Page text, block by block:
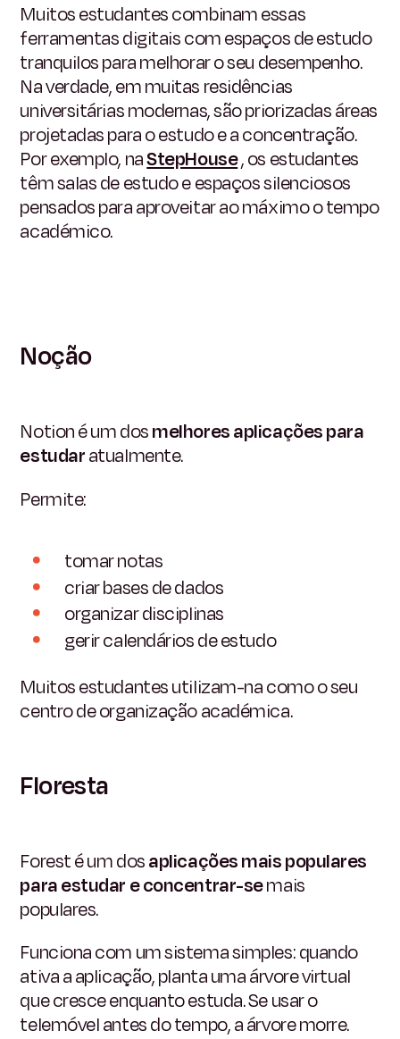
Muitos estudantes combinam essas
ferramentas digitais com espaços de estudo
tranquilos para melhorar o seu desempenho.
Na verdade, em muitas residências
universitárias modernas, são priorizadas áreas
projetadas para o estudo e a concentração.
Por exemplo, naStepHouse, os estudantes
têm salas de estudo e espaços silenciosos
pensados para aproveitar ao máximo o tempo
académico.
Noção
Notion é um dosmelhores aplicações para
estudaratualmente.
Permite:
tomar notas
criar bases de dados
organizar disciplinas
gerir calendários de estudo
Muitos estudantes utilizam-na como o seu
centro de organização académica.
Floresta
Forest é um dosaplicações mais populares
para estudar e concentrar-semais
populares.
Funciona com um sistema simples: quando
ativa a aplicação, planta uma árvore virtual
que cresce enquanto estuda. Se usar o
telemóvel antes do tempo, a árvore morre.